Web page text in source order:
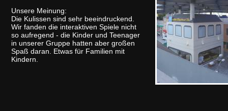
Unsere Meinung:
Die Kulissen sind sehr beeindruckend.
Wir fanden die interaktiven Spiele nicht
so aufregend - die Kinder und Teenager
in unserer Gruppe hatten aber großen
Spaß daran. Etwas für Familien mit
Kindern.